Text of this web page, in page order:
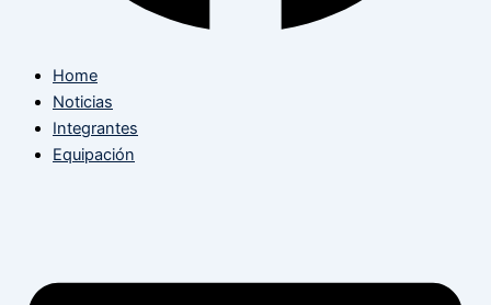
Home
Noticias
Integrantes
Equipación